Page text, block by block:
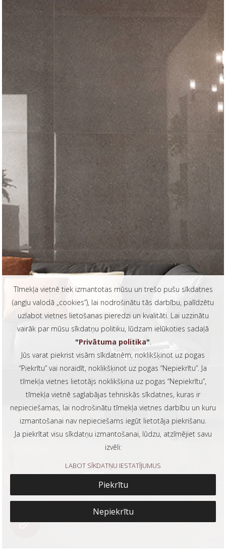
Tīmekļa vietnē tiek izmantotas mūsu un trešo pušu sīkdatnes
(angļu valodā „cookies”), lai nodrošinātu tās darbību, palīdzētu
uzlabot vietnes lietošanas pieredzi un kvalitāti. Lai uzzinātu
vairāk par mūsu sīkdatņu politiku, lūdzam ielūkoties sadaļā
"Privātuma politika".
Jūs varat piekrist visām sīkdatnēm, noklikšķinot uz pogas
“Piekrītu” vai noraidīt, noklikšķinot uz pogas “Nepiekrītu”. Ja
tīmekļa vietnes lietotājs noklikšķina uz pogas “Nepiekrītu”,
tīmekļa vietnē saglabājas tehniskās sīkdatnes, kuras ir
nepieciešamas, lai nodrošinātu tīmekļa vietnes darbību un kuru
izmantošanai nav nepieciešams iegūt lietotāja piekrišanu.
Ja piekrītat visu sīkdatņu izmantošanai, lūdzu, atzīmējiet savu
izvēli:
LABOT SĪKDATŅU IESTATĪJUMUS
Piekrītu
Nepiekrītu